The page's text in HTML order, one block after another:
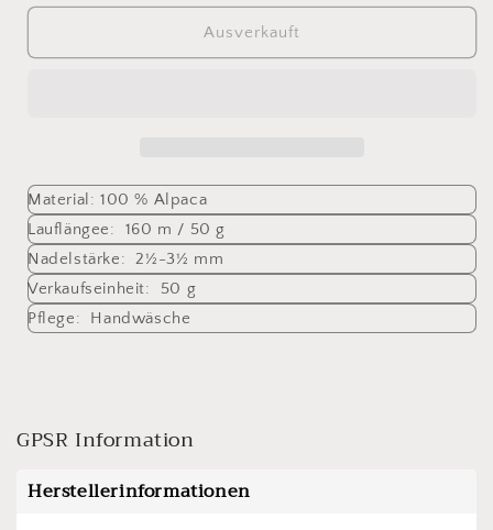
Menge
Indiecita
Menge
Indiecita
Ausverkauft
Material: 100 % Alpaca
Lauflängee: 160 m / 50 g
Nadelstärke: 2½-3½ mm
Verkaufseinheit: 50 g
Pflege: Handwäsche
GPSR Information
Herstellerinformationen